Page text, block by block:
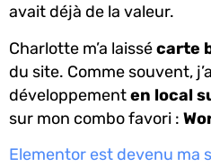
avait déjà de la valeur.
Charlotte m’a laissécarte
du site. Comme souvent,
développementen local
sur mon combo favori :
Elementor est devenu ma